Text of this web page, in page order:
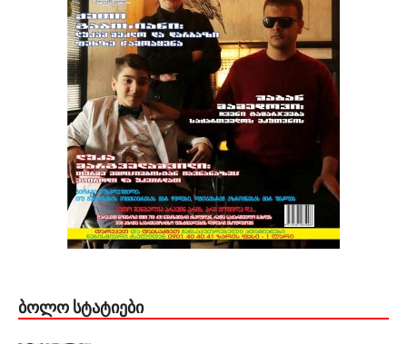
ᲑᲝᲚᲝ ᲡᲢᲐᲢᲘᲔᲑᲘ